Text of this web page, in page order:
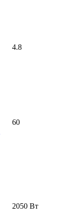
4.8
60
2050 Вт